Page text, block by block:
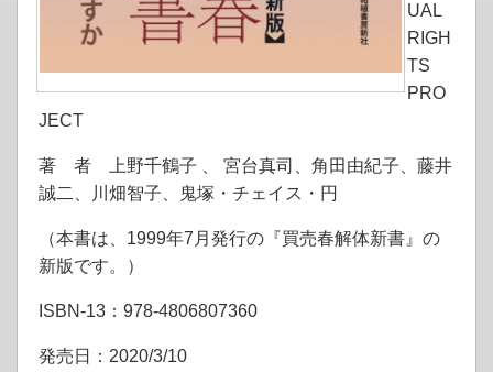
UAL
RIGH
TS
PRO
JECT
著 者 上野千鶴子 、 宮台真司、角田由紀子、藤井
誠二、川畑智子、鬼塚・チェイス・円
（本書は、1999年7月発行の『買売春解体新書』の
新版です。）
ISBN-13：978-4806807360
発売日：2020/3/10